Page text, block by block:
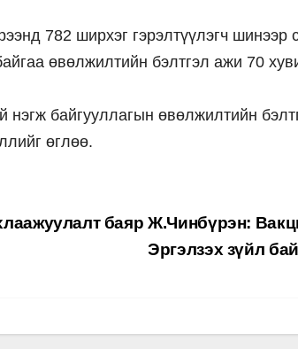
782 ширхэг гэрэлтүүлэгч шинээр
өвөлжилтийн бэлтгэл ажи 70
нэгж байгууллагын өвөлжилтийн
өглөө.
Ж.Чинбүрэн:
Эргэлзэх зүйл
баяр